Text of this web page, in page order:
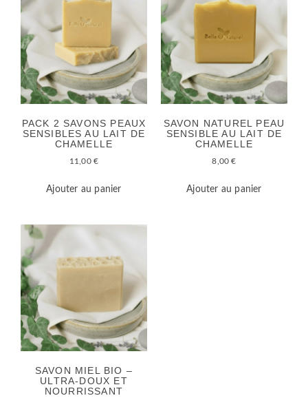
PACK 2 SAVONS PEAUX
SENSIBLES AU LAIT DE
CHAMELLE
11,00 €
Ajouter au panier
SAVON NATUREL PEAU
SENSIBLE AU LAIT DE
CHAMELLE
8,00€
Ajouter au panier
SAVON MIEL BIO –
ULTRA-DOUX ET
NOURRISSANT